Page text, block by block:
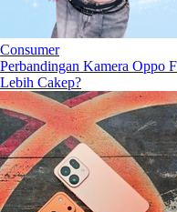
Consumer
Perbandingan Kamera Oppo
Lebih Cakep?